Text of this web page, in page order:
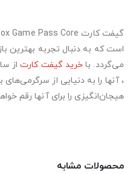
است که به دنبال تجربه بهترین
می‌گردد. با خرید گیفت کارت
، آنها را به دنیایی از
هیجان‌انگیزی را برای آنها رقم
محصولات مشابه